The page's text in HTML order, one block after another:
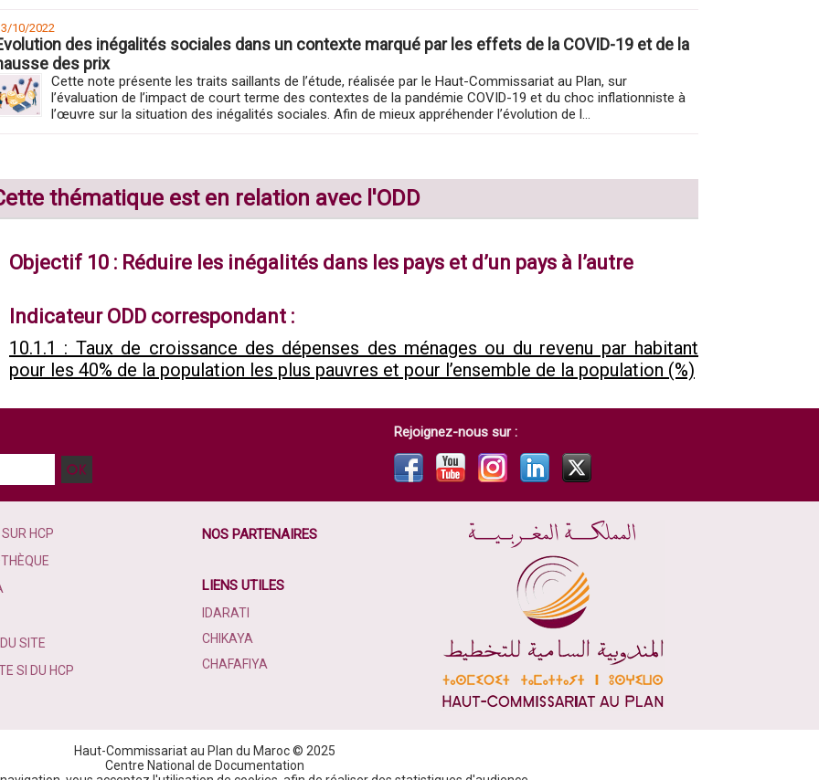
10/2022
des inégalités sociales dans un contexte marqué par les effets de la COVID-19 et de la
des prix
Cette note présente les traits saillants de l’étude, réalisée par le Haut-Commissariat au Plan, sur
l’évaluation de l’impact de court terme des contextes de la pandémie COVID-19 et du choc inflationniste à
l’œuvre sur la situation des inégalités sociales. Afin de mieux appréhender l’évolution de l...
thématique est en relation avec l'ODD
Objectif 10 : Réduire les inégalités dans les pays et d’un pays à l’autre
Indicateur ODD correspondant :
10.1.1 : Taux de croissance des dépenses des ménages ou du revenu par habitant
pour les 40% de la population les plus pauvres et pour l’ensemble de la population (%)
Rejoignez-nous sur :
HCP
SITE
SI DU HCP
NOS PARTENAIRES
LIENS UTILES
IDARATI
CHIKAYA
CHAFAFIYA
Haut-Commissariat au Plan du Maroc © 2025
Centre National de Documentation